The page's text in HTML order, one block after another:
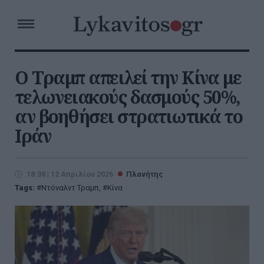
Ο Τραμπ απειλεί την Κίνα με
τελωνειακούς δασμούς 50%,
αν βοηθήσει στρατιωτικά το
Ιράν
18:38 | 12 Απριλίου 2026
Πλανήτης
Tags:
Ντόναλντ Τραμπ, Κίνα